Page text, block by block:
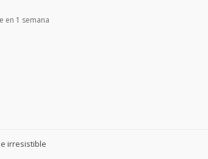
en 1 semana
irresistible